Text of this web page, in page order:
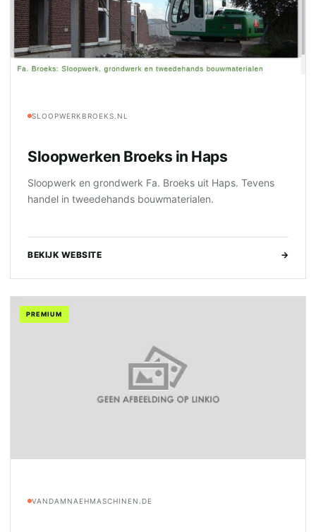
SLOOPWERKBROEKS.NL
Sloopwerken Broeks in Haps
Sloopwerk en grondwerk Fa. Broeks uit Haps. Tevens
handel in tweedehands bouwmaterialen.
BEKIJK WEBSITE →
PREMIUM
VANDAMNAEHMASCHINEN.DE